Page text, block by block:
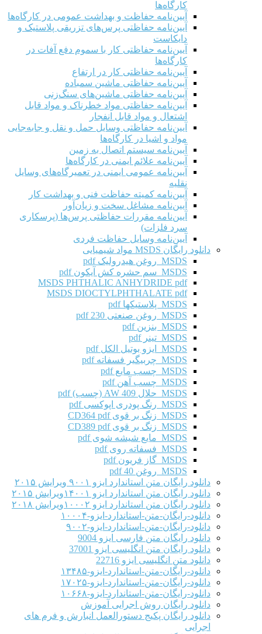
آیین‌نامه حفاظت و بهداشت عمومی در کارگاه‌ها
آیین‌نامه حفاظتی پرس‌های تزریقی پلاستیک و
آیین‌نامه حفاظتی کار با سموم دفع آفات در
آیین‌نامه حفاظتی کار در ارتفاع
آیین‌نامه حفاظتی ماشین سمباده
آیین‌نامه حفاظتی ماشین‌های سنگ‌زنی
آیین‌نامه حفاظتی مواد خطرناک و مواد قابل
اشتعال و مواد قابل انفجار
آیین‌نامه حفاظتی وسایل حمل و نقل و جابه‌جایی
مواد و اشیا در کارگاه‌ها
آیین‌نامه سیستم اتصال به زمین
آیین‌نامه علائم ایمنی در کارگاه‌ها
آیین‌نامه عمومی ایمنی در تعمیرگاه‌های وسایل
آیین‌نامه کمیته حفاظت فنی و بهداشت کار
آیین‌نامه مشاغل سخت و زیان‌آور
آیین‌نامه مقررات حفاظتی پرس‌ها (پرسکاری
سرد فلزات)
آیین‌نامه وسایل حفاظت فردی
دانلود رایگان MSDS مواد شیمیایی
MSDS روغن هیدرولیک pdf
MSDS سم حشره کش آیکون pdf
MSDS PHTHALIC ANHYDRIDE pdf
MSDS DIOCTYLPHTHALATE pdf
MSDS پلاستیکها pdf
MSDS روغن صنعتی 230 pdf
MSDS بنزین pdf
MSDS تینر pdf
MSDS ایزو بوتیل الکل pdf
MSDS چربیگیر فسفاته pdf
MSDS چسب مایع pdf
MSDS چسب آهن pdf
MSDS حلال AW 409 (چسب) pdf
MSDS رنگ پودری اپوکسی pdf
MSDS زنگ بر قوی CD364 pdf
MSDS زنگ بر قوی CD389 pdf
MSDS مایع شیشه شوی pdf
MSDS فسفاته روی pdf
MSDS گاز فریون pdf
MSDS روغن 40 pdf
دانلود رایگان متن استاندارد ایزو ۹۰۰۱ ویرایش ۲۰۱۵
دانلود رایگان متن استاندارد ایزو ۱۴۰۰۱ویرایش ۲۰۱۵
دانلود رایگان متن استاندارد ایزو ۱۰۰۰۲ویرایش ۲۰۱۸
دانلود-رایگان-متن-استاندارد-ایزو-۱۰۰۰۴
دانلود-رایگان-متن-استاندارد-ایزو-۹۰۰۲
دانلود رایگان متن فارسی ایزو 9004
دانلود رایگان متن انگلیسی ایزو 37001
دانلود متن انگلیسی ایزو 22716
دانلود-رایگان-متن-استاندارد-ایزو-۱۳۴۸۵
دانلود-رایگان-متن-استاندارد-ایزو-۱۷۰۲۵
دانلود-رایگان-متن-استاندارد-ایزو-۱۰۶۶۸
دانلود رایگان روش اجرایی آموزش
دانلود رایگان پکیج دستورالعمل انبارش و فرم های